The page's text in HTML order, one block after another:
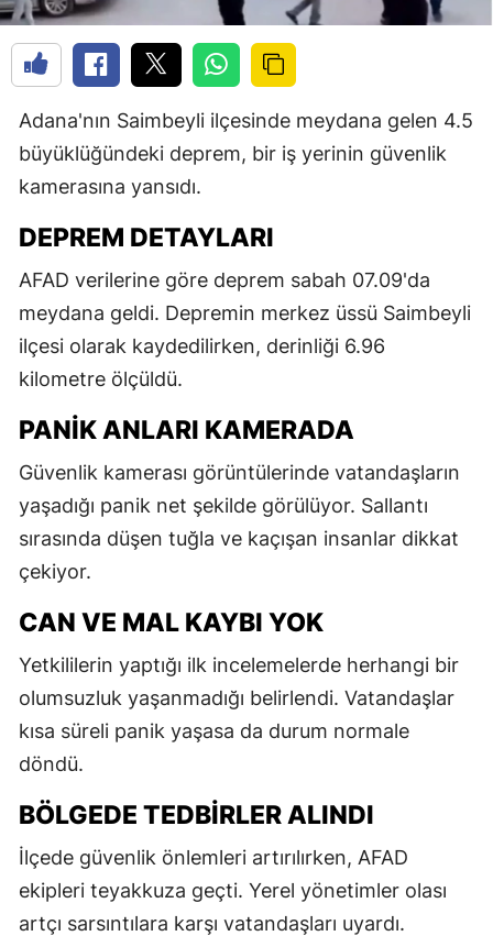
Adana'nın Saimbeyli ilçesinde meydana gelen 4.5
büyüklüğündeki deprem, bir iş yerinin güvenlik
kamerasına yansıdı.
DEPREM DETAYLARI
AFAD verilerine göre deprem sabah 07.09'da
meydana geldi. Depremin merkez üssü Saimbeyli
ilçesi olarak kaydedilirken, derinliği 6.96
kilometre ölçüldü.
PANIK ANLARI KAMERADA
Güvenlik kamerası görüntülerinde vatandaşların
yaşadığı panik net şekilde görülüyor. Sallantı
sırasında düşen tuğla ve kaçışan insanlar dikkat
çekiyor.
CAN VE MAL KAYBI YOK
Yetkililerin yaptığı ilk incelemelerde herhangi bir
olumsuzluk yaşanmadığı belirlendi. Vatandaşlar
kısa süreli panik yaşasa da durum normale
döndü.
BÖLGEDE TEDBIRLER ALINDI
İlçede güvenlik önlemleri artırılırken, AFAD
ekipleri teyakkuza geçti. Yerel yönetimler olası
artçı sarsıntılara karşı vatandaşları uyardı.